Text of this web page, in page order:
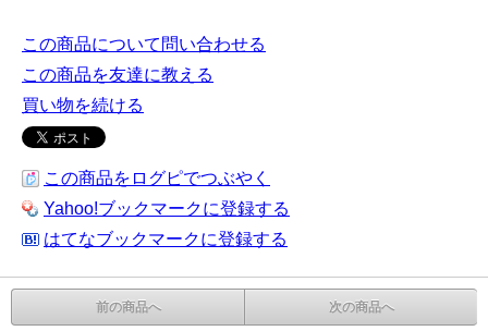
この商品について問い合わせる
この商品を友達に教える
買い物を続ける
この商品をログピでつぶやく
Yahoo!ブックマークに登録する
はてなブックマークに登録する
前の商品へ 次の商品へ